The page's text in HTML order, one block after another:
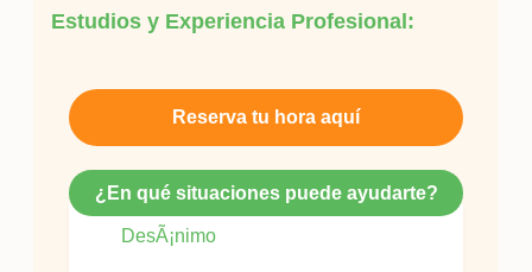
Estudios y Experiencia Profesional:
Reserva tu hora aquí
¿En qué situaciones puede ayudarte?
DesÃ¡nimo